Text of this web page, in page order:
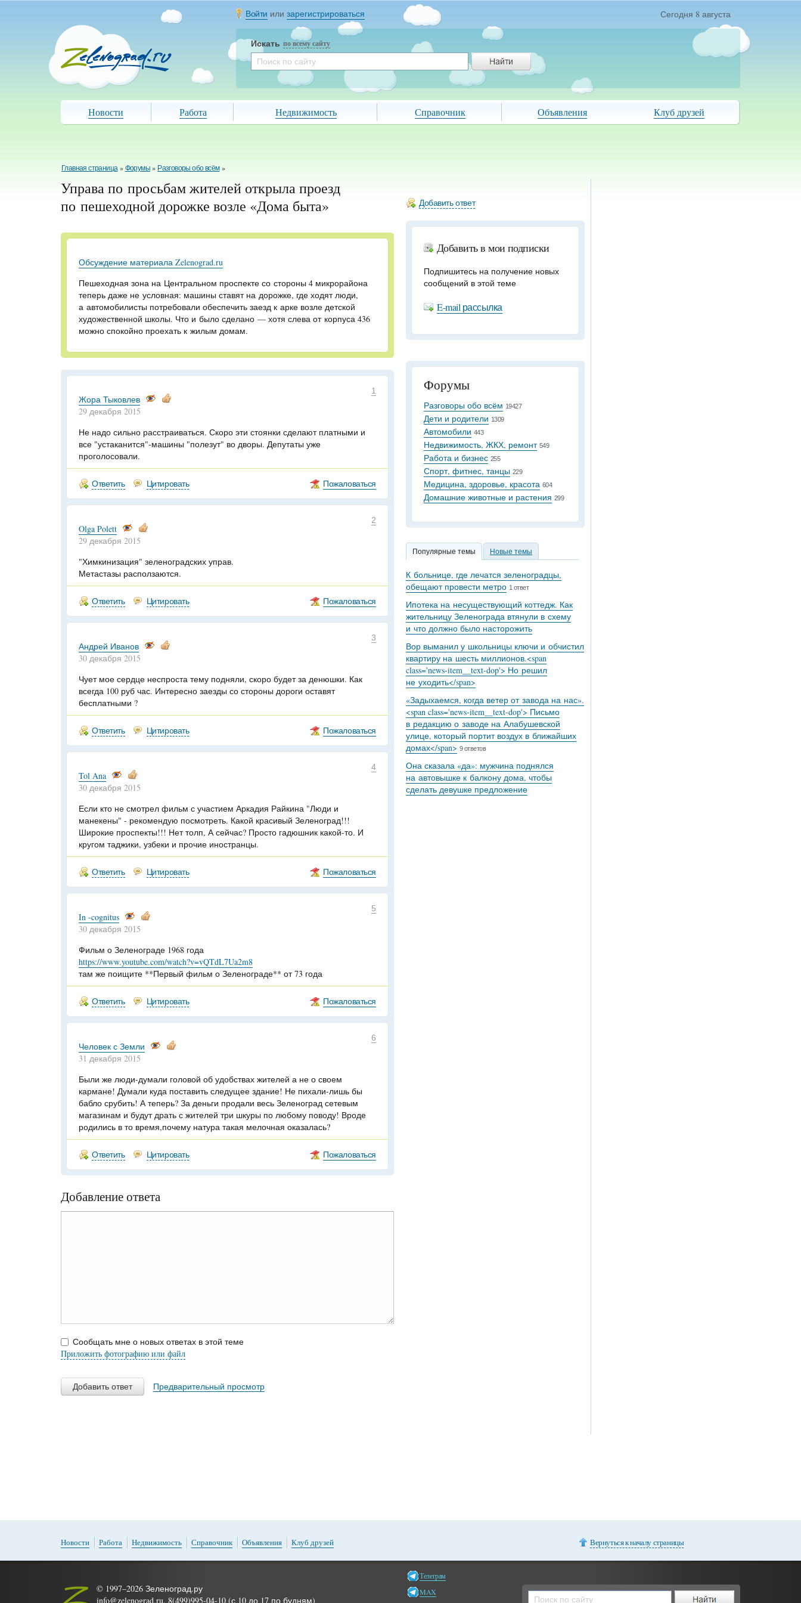
Войти или зарегистрироваться Сегодня 8 августа
Искать по всему сайту
Новости Работа Недвижимость Справочник Объявления Клуб друзей
Главная страница »Форумы» Разговоры обо всём »
Управа по просьбам жителей открыла проезд
по пешеходной дорожке возле «Дома быта»
Обсуждение материала Zelenograd.ru
Пешеходная зона на Центральном проспекте со стороны 4 микрорайона
теперь даже не условная: машины ставят на дорожке, где ходят люди,
а автомобилисты потребовали обеспечить заезд к арке возле детской
художественной школы. Что и было сделано — хотя слева от корпуса 436
можно спокойно проехать к жилым домам.
1
Жора Тыковлев
29 декабря 2015
Не надо сильно расстраиваться. Скоро эти стоянки сделают платными и
все "устаканится"-машины "полезут" во дворы. Депутаты уже
проголосовали.
Ответить Цитировать Пожаловаться
2
Olga Polett
29 декабря 2015
"Химкинизация" зеленоградских управ.
Метастазы расползаются.
Ответить Цитировать Пожаловаться
3
Андрей Иванов
30 декабря 2015
Чует мое сердце неспроста тему подняли, скоро будет за денюшки. Как
всегда 100 руб час. Интересно заезды со стороны дороги оставят
бесплатными ?
Ответить Цитировать Пожаловаться
4
Tol Ana
30 декабря 2015
Если кто не смотрел фильм с участием Аркадия Райкина "Люди и
манекены" - рекомендую посмотреть. Какой красивый Зеленоград!!!
Широкие проспекты!!! Нет толп, А сейчас? Просто гадюшник какой-то. И
кругом таджики, узбеки и прочие иностранцы.
Ответить Цитировать Пожаловаться
5
In -cognitus
30 декабря 2015
Фильм о Зеленограде 1968 года
https://www.youtube.com/watch?v=vQTdL7Ua2m8
там же поищите **Первый фильм о Зеленограде** от 73 года
Ответить Цитировать Пожаловаться
6
Человек с Земли
31 декабря 2015
Были же люди-думали головой об удобствах жителей а не о своем
кармане! Думали куда поставить следущее здание! Не пихали-лишь бы
бабло срубить! А теперь? За деньги продали весь Зеленоград сетевым
магазинам и будут драть с жителей три шкуры по любому поводу! Вроде
родились в то время,почему натура такая мелочная оказалась?
Ответить Цитировать Пожаловаться
Добавление ответа
Сообщать мне о новых ответах в этой теме
Приложить фотографию или файл
Добавить ответ Предварительный просмотр
Добавить ответ
Добавить в мои подписки
Подпишитесь на получение новых
сообщений в этой теме
E-mail рассылка
Форумы
Разговоры обо всём 19427
Дети и родители 1309
Автомобили 443
Недвижимость, ЖКХ, ремонт 549
Работа и бизнес 255
Спорт, фитнес, танцы 229
Медицина, здоровье, красота 604
Домашние животные и растения 299
Популярные темы Новые темы
К больнице, где лечатся зеленоградцы,
обещают провести метро 1 ответ
Ипотека на несуществующий коттедж. Как
жительницу Зеленограда втянули в схему
и что должно было насторожить
Вор выманил у школьницы ключи и обчистил
квартиру на шесть миллионов.<span
class='news-item__text-dop'> Но решил
не уходить</span>
«Задыхаемся, когда ветер от завода на нас».
<span class='news-item__text-dop'> Письмо
в редакцию о заводе на Алабушевской
улице, который портит воздух в ближайших
домах</span> 9 ответов
Она сказала «да»: мужчина поднялся
на автовышке к балкону дома, чтобы
сделать девушке предложение
Новости Работа Недвижимость Справочник Объявления Клуб друзей Вернуться к началу страницы
© 1997–2026 Зеленоград.ру
info@zelenograd.ru, 8(499)995-04-10 (с 10 до 17 по будням)
Телеграм
MAX